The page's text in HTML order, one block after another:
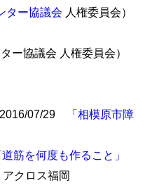
ター協議会 人権委員会）
ー協議会 人権委員会）
07/29
「相模原市障
道筋を何度も作ること」
アクロス福岡